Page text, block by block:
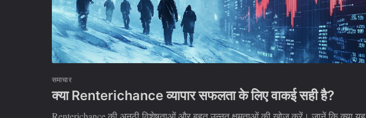
समाचार
क्या Renterichance व्यापार सफलता के लिए वाकई सही है?